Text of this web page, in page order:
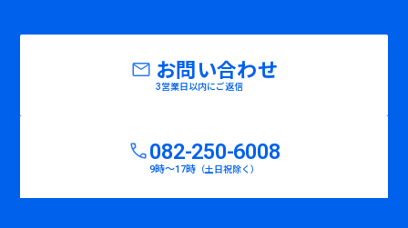
お問い合わせ
3営業日以内にご返信
082-250-6008
9時〜17時（土日祝除く）